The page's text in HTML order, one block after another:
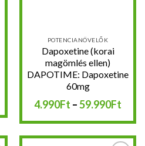
POTENCIANÖVELŐK
Dapoxetine (korai
magömlés ellen)
DAPOTIME: Dapoxetine
60mg
4.990Ft –59.990Ft
-